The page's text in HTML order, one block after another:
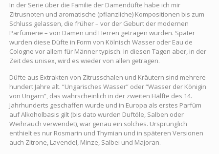
In der Serie über die Familie der Damendüfte habe ich mir
Zitrusnoten und aromatische (pflanzliche) Kompositionen bis zum
Schluss gelassen, die früher – vor der Geburt der modernen
Parfümerie – von Damen und Herren getragen wurden. Später
wurden diese Düfte in Form von Kölnisch Wasser oder Eau de
Cologne vor allem für Männer typisch. In diesen Tagen aber, in der
Zeit des unisex, wird es wieder von allen getragen.
Düfte aus Extrakten von Zitrusschalen und Kräutern sind mehrere
hundert Jahre alt. “Ungarisches Wasser” oder “Wasser der Königin
von Ungarn”, das wahrscheinlich in der zweiten Hälfte des 14.
Jahrhunderts geschaffen wurde und in Europa als erstes Parfüm
auf Alkoholbasis gilt (bis dato wurden Duftöle, Salben oder
Weihrauch verwendet), war genau ein solches. Ursprünglich
enthielt es nur Rosmarin und Thymian und in späteren Versionen
auch Zitrone, Lavendel, Minze, Salbei und Majoran.